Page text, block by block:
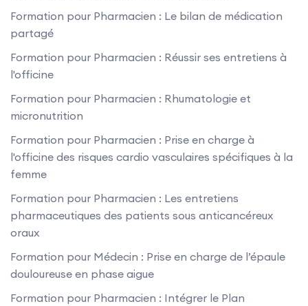
Formation pour Pharmacien : Le bilan de médication
partagé
Formation pour Pharmacien : Réussir ses entretiens à
l'officine
Formation pour Pharmacien : Rhumatologie et
micronutrition
Formation pour Pharmacien : Prise en charge à
l'officine des risques cardio vasculaires spécifiques à la
femme
Formation pour Pharmacien : Les entretiens
pharmaceutiques des patients sous anticancéreux
oraux
Formation pour Médecin : Prise en charge de l’épaule
douloureuse en phase aigue
Formation pour Pharmacien : Intégrer le Plan